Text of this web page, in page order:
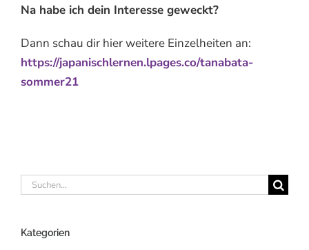
Na habe ich dein Interesse geweckt?
Dann schau dir hier weitere Einzelheiten an:
https://japanischlernen.lpages.co/tanabata-
sommer21
Suche
Kategorien